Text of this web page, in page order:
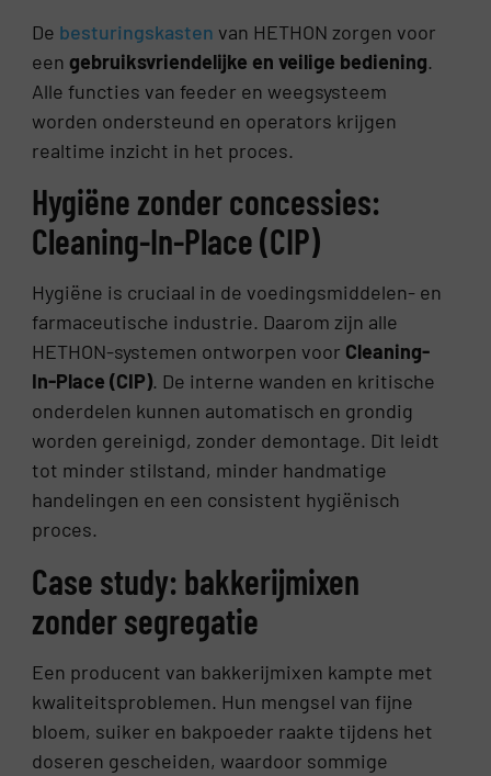
De besturingskasten van HETHON zorgen voor
een gebruiksvriendelijke en veilige bediening.
Alle functies van feeder en weegsysteem
worden ondersteund en operators krijgen
realtime inzicht in het proces.
Hygiëne zonder concessies:
Cleaning-In-Place (CIP)
Hygiëne is cruciaal in de voedingsmiddelen- en
farmaceutische industrie. Daarom zijn alle
HETHON-systemen ontworpen voor Cleaning-
In-Place (CIP). De interne wanden en kritische
onderdelen kunnen automatisch en grondig
worden gereinigd, zonder demontage. Dit leidt
tot minder stilstand, minder handmatige
handelingen en een consistent hygiënisch
proces.
Case study: bakkerijmixen
zonder segregatie
Een producent van bakkerijmixen kampte met
kwaliteitsproblemen. Hun mengsel van fijne
bloem, suiker en bakpoeder raakte tijdens het
doseren gescheiden, waardoor sommige